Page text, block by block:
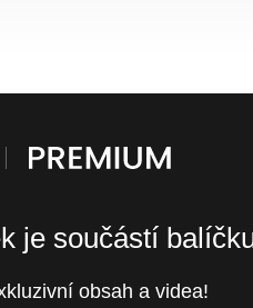
je součástí
obsah a videa!